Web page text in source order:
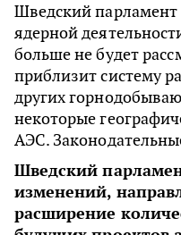
Шведский парламент
ядерной
больше не будет
приблизит систему
других
некоторые
АЭС.
Шведский
изменений,
расширение